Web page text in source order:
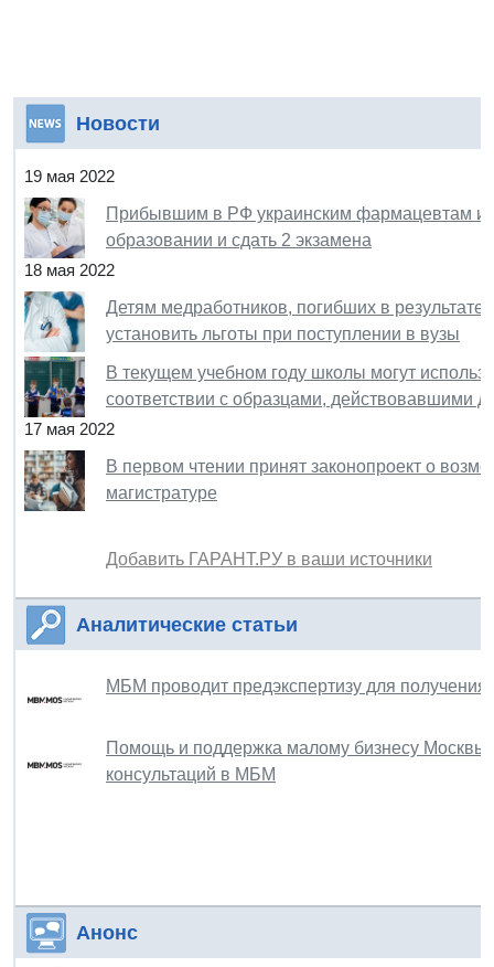
Новости
19 мая 2022
Прибывшим в РФ украинским фармацевтам и
образовании и сдать 2 экзамена
18 мая 2022
Детям медработников, погибших в
установить льготы при поступлении в вузы
В текущем учебном году школы могут
соответствии с образцами, действовавшими
17 мая 2022
В первом чтении принят законопроект о
магистратуре
Добавить ГАРАНТ.РУ в ваши источники
Аналитические статьи
МБМ проводит предэкспертизу для получения
Помощь и поддержка малому бизнесу Москвы:
консультаций в МБМ
Анонс